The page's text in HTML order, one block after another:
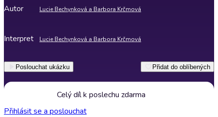
Autor Lucie Bechynková a Barbora Krčmová
Interpret Lucie Bechynková a Barbora Krčmová
Poslouchat ukázku Přidat do oblíbených
Celý díl k poslechu zdarma
Přihlásit se a poslouchat